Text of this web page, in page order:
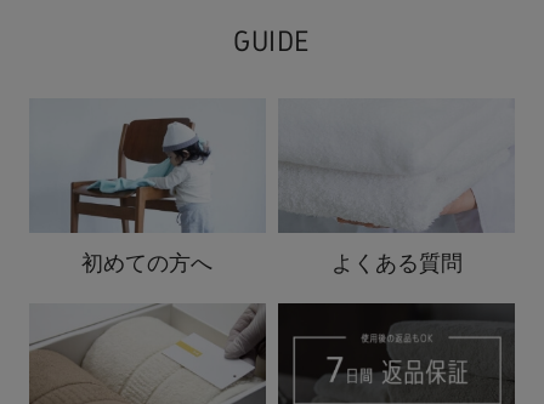
GUIDE
初めての方へ よくある質問